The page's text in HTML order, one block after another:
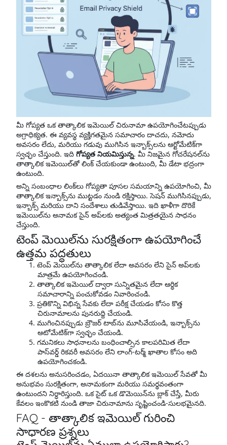
మీ గోప్యత ఒక తాత్కాలిక ఇమెయిల్ చిరునామా ఉపయోగించేటప్పుడు
అగ్రాధిక్యత. ఈ వ్యవస్థ వ్యక్తిగతమైన సమాచారం దాచదు, నమోదు
అవసరం లేదు, మరియు గడువు ముగిసిన ఇన్బాక్స్‌లను ఆర్టోమేటిక్‌గా
స్వచ్ఛం చేస్తుంది. ఇది గోప్యత నియమిస్తున్న. మీ నిజమైన గోచరేషనల్‌ను
తాత్కాలిక ఇమెయిల్‌తో లింక్ చేయకుండా ఉంటుంది, మీ డేటా భద్రంగా
ఉంటుంది.
అన్ని సంబంధాల లింక్‌లు గోప్యతా పూసల సమయాన్ని ఉపయోగించి, మీ
తాత్కాలిక ఇన్బాక్స్‌ను ముట్టడం నుండి రక్షిస్తాయి. సెషన్ ముగిసినప్పుడు,
ఇన్బాక్స్ మరియు దాని సందేశాలు తుడివేస్తాయి. ఇది ఖాళీగా దొరికే
ఇమెయిల్‌ను అనామక సైన్ అప్‌లకు అత్యంత మిత్రతయైన సాధనం
చేస్తుంది.
టెంప్ మెయిల్‌ను సురక్షితంగా ఉపయోగించే
ఉత్తమ పద్ధతులు
టెంప్ మెయిల్‌ను తాత్కాలిక లేదా అవసరం లేని సైన్ అప్‌లకు
మాత్రమే ఉపయోగించండి.
తాత్కాలిక ఇమెయిల్ ద్వారా సున్నితమైన లేదా ఆర్ధిక
సమాచారాన్ని పంచుకోవడం నివారించండి.
ప్రతికొన్ని విభిన్న సేవకు లేదా పరీక్ష చేయడం కోసం కొత్త
చిరునామాలను పునరుద్ది చేయండి.
ముగించినప్పుడు బ్రౌజర్ టాబ్‌ను మూసివేయండి, ఇన్బాక్స్‌ను
ఆటోమేటిక్‌గా స్వచ్ఛం చేయండి.
గమనికలు సాధనాలను బంధించాల్సిన కాలపరిమిత లేదా
పాస్‌వర్డ్ రికవరీ అవసరం లేని లాంగ్-టర్మ్ ఖాతాల కోసం అది
ఉపయోగించకండి.
ఈ దశలను అనుసరించడం, ఏదయినా తాత్కాలిక ఇమెయిల్ సేవతో మీ
అనుభవం సురక్షితంగా, అనామకంగా మరియు సమర్థవంతంగా
ఉంటుందని నిర్ధారిస్తుంది. ఒక సైట్ ఒక డొమెయిన్‌ను బ్లాక్ చేస్తే, మీరు
కేవలం ఇంకొకటి నుండి తాజా చిరునామాను సృష్టించండి-సులభమైనది.
FAQ - తాత్కాలిక ఇమెయిల్ గురించి
సాధారణ ప్రశ్నలు